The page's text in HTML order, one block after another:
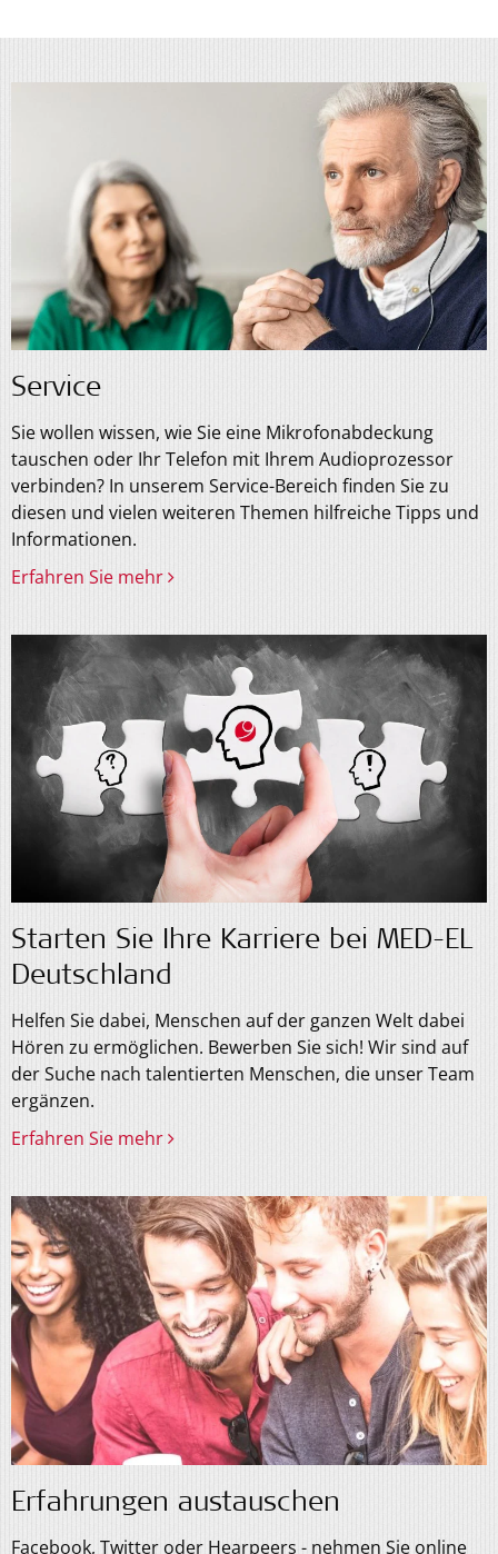
Service
Sie wollen wissen, wie Sie eine Mikrofonabdeckung
tauschen oder Ihr Telefon mit Ihrem Audioprozessor
verbinden? In unserem Service-Bereich finden Sie zu
diesen und vielen weiteren Themen hilfreiche Tipps und
Informationen.
Erfahren Sie mehr
Starten Sie Ihre Karriere bei MED-EL
Deutschland
Helfen Sie dabei, Menschen auf der ganzen Welt dabei
Hören zu ermöglichen. Bewerben Sie sich! Wir sind auf
der Suche nach talentierten Menschen, die unser Team
ergänzen.
Erfahren Sie mehr
Erfahrungen austauschen
Facebook, Twitter oder Hearpeers - nehmen Sie online